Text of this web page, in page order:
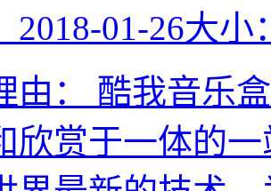
2018-01-26大小
：
酷我音乐
欣赏于一体的